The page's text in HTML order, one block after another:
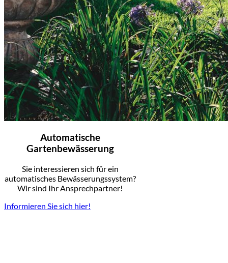
Automatische
Gartenbewässerung
Sie interessieren sich für ein
automatisches Bewässerungssystem?
Wir sind Ihr Ansprechpartner!
Informieren Sie sich hier!